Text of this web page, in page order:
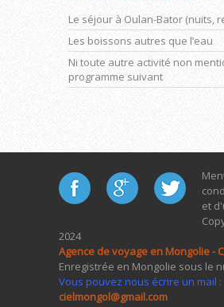
Le séjour à Oulan-Bator (nuits,
Les boissons autres que l’eau
Ni toute autre activité non
programme suivant
et
2024
Agence de voyage en Mongolie -
Enregistrée en Mongolie sous le
Vous pouvez nous écrire un mail :
cielmongol@gmail.com